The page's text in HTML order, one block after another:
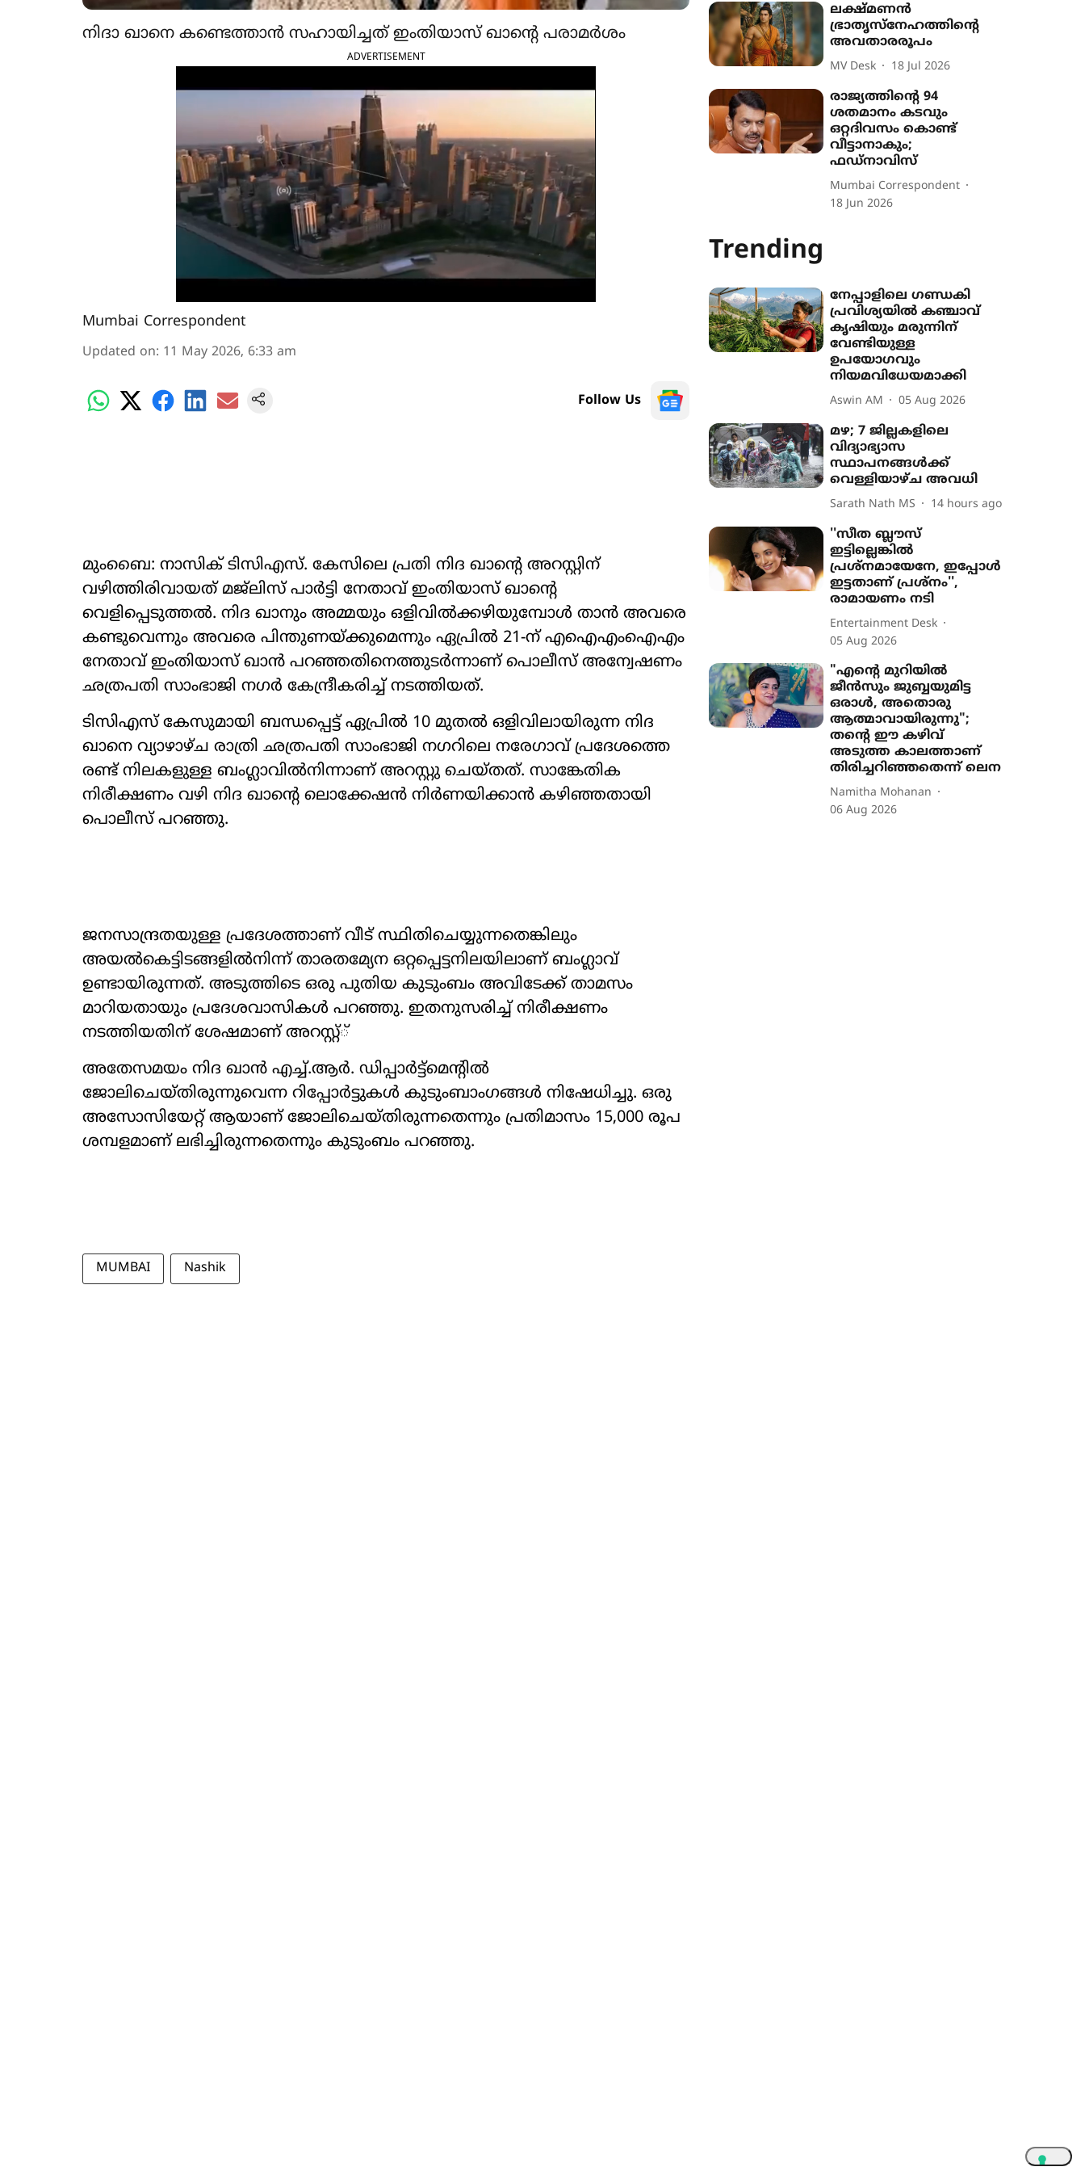
നിദാ ഖാനെ കണ്ടെത്താന്‍ സഹായിച്ചത് ഇംതിയാസ് ഖാന്റെ പരാമര്‍ശം
ADVERTISEMENT
Mumbai Correspondent
Updated on: 11 May 2026, 6:33 am
Follow Us
മുംബൈ: നാസിക് ടിസിഎസ്. കേസിലെ പ്രതി നിദ ഖാന്റെ അറസ്റ്റിന്
വഴിത്തിരിവായത് മജ്ലിസ് പാര്‍ട്ടി നേതാവ് ഇംതിയാസ് ഖാന്റെ
വെളിപ്പെടുത്തല്‍. നിദ ഖാനും അമ്മയും ഒളിവില്‍ക്കഴിയുമ്പോള്‍ താന്‍ അവരെ
കണ്ടുവെന്നും അവരെ പിന്തുണയ്ക്കുമെന്നും ഏപ്രില്‍ 21-ന് എഐഎംഐഎം
നേതാവ് ഇംതിയാസ് ഖാന്‍ പറഞ്ഞതിനെത്തുടര്‍ന്നാണ് പൊലീസ് അന്വേഷണം
ഛത്രപതി സാംഭാജി നഗര്‍ കേന്ദ്രീകരിച്ച് നടത്തിയത്.
ടിസിഎസ് കേസുമായി ബന്ധപ്പെട്ട് ഏപ്രില്‍ 10 മുതല്‍ ഒളിവിലായിരുന്ന നിദ
ഖാനെ വ്യാഴാഴ്ച രാത്രി ഛത്രപതി സാംഭാജി നഗറിലെ നരേഗാവ് പ്രദേശത്തെ
രണ്ട് നിലകളുള്ള ബംഗ്ലാവില്‍നിന്നാണ് അറസ്റ്റു ചെയ്തത്. സാങ്കേതിക
നിരീക്ഷണം വഴി നിദ ഖാന്റെ ലൊക്കേഷന്‍ നിര്‍ണയിക്കാന്‍ കഴിഞ്ഞതായി
പൊലീസ് പറഞ്ഞു.
ജനസാന്ദ്രതയുള്ള പ്രദേശത്താണ് വീട് സ്ഥിതിചെയ്യുന്നതെങ്കിലും
അയല്‍കെട്ടിടങ്ങളില്‍നിന്ന് താരതമ്യേന ഒറ്റപ്പെട്ടനിലയിലാണ് ബംഗ്ലാവ്
ഉണ്ടായിരുന്നത്. അടുത്തിടെ ഒരു പുതിയ കുടുംബം അവിടേക്ക് താമസം
മാറിയതായും പ്രദേശവാസികള്‍ പറഞ്ഞു. ഇതനുസരിച്ച് നിരീക്ഷണം
നടത്തിയതിന് ശേഷമാണ് അറസ്റ്റ്്
അതേസമയം നിദ ഖാന്‍ എച്ച്.ആര്‍. ഡിപ്പാര്‍ട്ട്മെന്റില്‍
ജോലിചെയ്തിരുന്നുവെന്ന റിപ്പോര്‍ട്ടുകള്‍ കുടുംബാംഗങ്ങള്‍ നിഷേധിച്ചു. ഒരു
അസോസിയേറ്റ് ആയാണ് ജോലിചെയ്തിരുന്നതെന്നും പ്രതിമാസം 15,000 രൂപ
ശമ്പളമാണ് ലഭിച്ചിരുന്നതെന്നും കുടുംബം പറഞ്ഞു.
MUMBAI Nashik
ലക്ഷ്മണന്‍
ഭ്രാതൃസ്‌നേഹത്തിന്‍റെ
അവതാരരൂപം
MV Desk 18 Jul 2026
രാജ്യത്തിന്‍റെ 94
ശതമാനം കടവും
ഒറ്റദിവസം കൊണ്ട്
വീട്ടാനാകും;
ഫഡ്‌നാവിസ്
Mumbai Correspondent
18 Jun 2026
Trending
നേപ്പാളിലെ ഗണ്ഡകി
പ്രവിശ‍്യയിൽ കഞ്ചാവ്
കൃഷി‍യും മരുന്നിന്
വേണ്ടിയുള്ള
ഉപയോഗവും
നിയമവിധേയമാക്കി
Aswin AM 05 Aug 2026
മഴ; 7 ജില്ലകളിലെ
വിദ്യാഭ്യാസ
സ്ഥാപനങ്ങൾക്ക്
വെള്ളിയാഴ്ച അവധി
Sarath Nath MS 14 hours ago
''സീത ബ്ലൗസ്
ഇട്ടില്ലെങ്കിൽ
പ്രശ്നമായേനേ, ഇപ്പോൾ
ഇട്ടതാണ് പ്രശ്നം'',
രാമായണം നടി
Entertainment Desk
05 Aug 2026
"എന്‍റെ മുറിയിൽ
ജീൻസും ജുബ്ബയുമിട്ട
ഒരാൾ, അതൊരു
ആത്മാവായിരുന്നു";
തന്‍റെ ഈ കഴിവ്
അടുത്ത കാലത്താണ്
തിരിച്ചറിഞ്ഞതെന്ന് ലെന
Namitha Mohanan
06 Aug 2026